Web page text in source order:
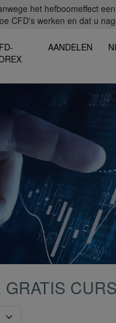
het hefboomeffect
CFD's werken en dat u
AANDELEN